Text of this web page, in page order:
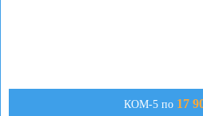
КОМ-5 по 17